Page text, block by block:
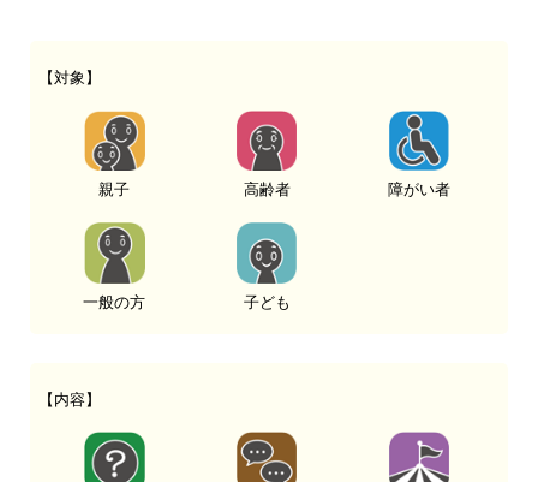
【対象】
親子 高齢者 障がい者
一般の方 子ども
【内容】